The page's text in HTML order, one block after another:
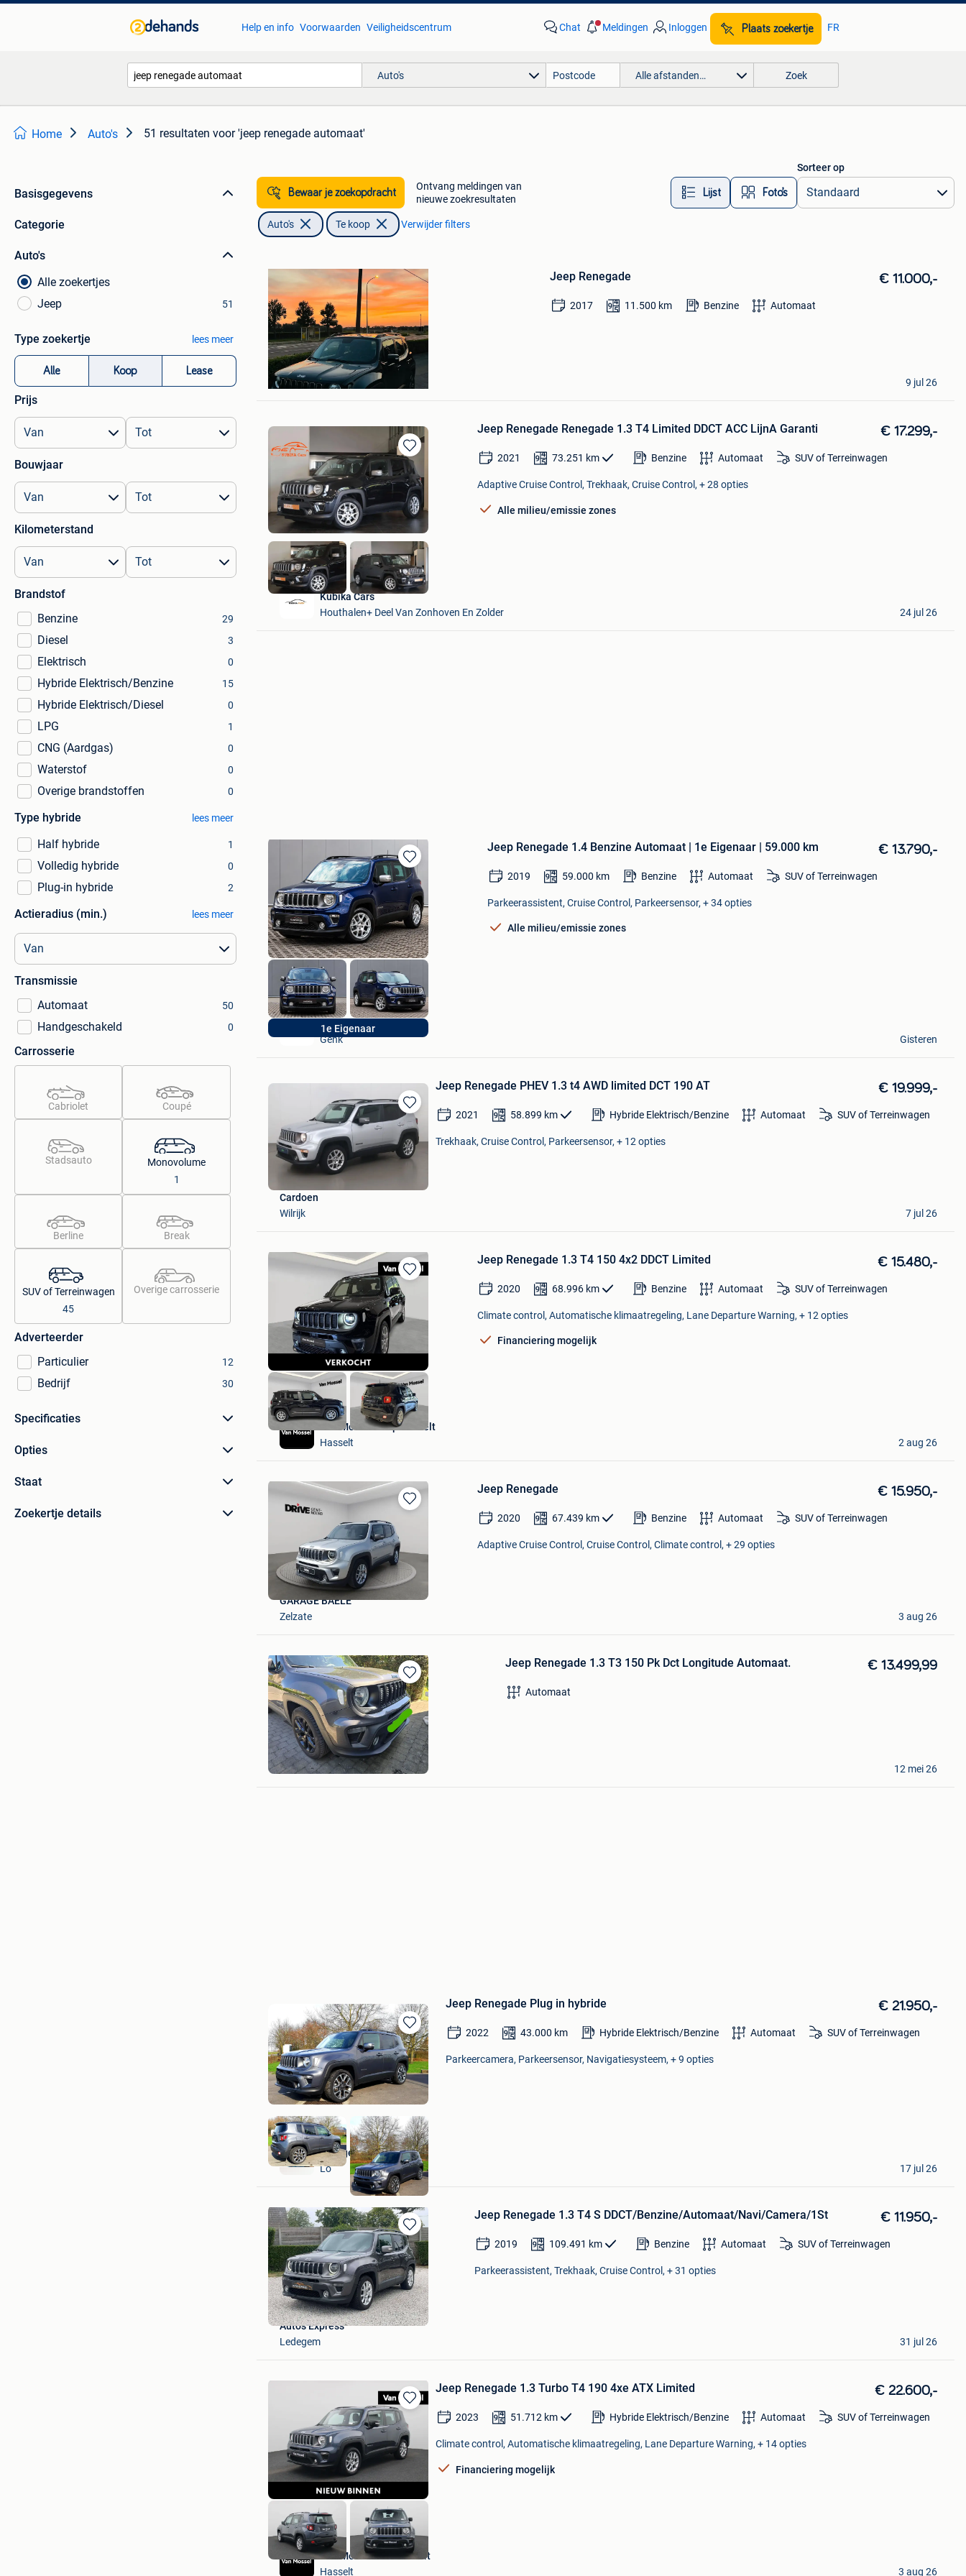
Help en info Voorwaarden Veiligheidscentrum Chat Meldingen Inloggen Plaats zoekertje FR
Auto's Alle afstanden… Zoek
Home Auto's 51 resultaten voor 'jeep renegade automaat'
Basisgegevens
Categorie
Auto's
Alle zoekertjes
Jeep
51
Type zoekertje lees meer
Alle Koop Lease
Prijs
Bouwjaar
Kilometerstand
Brandstof
Benzine
29
Diesel 3
Elektrisch 0
Hybride Elektrisch/Benzine 15
Hybride Elektrisch/Diesel 0
LPG 1
CNG (Aardgas) 0
Waterstof 0
Overige brandstoffen 0
Type hybride lees meer
Half hybride 1
Volledig hybride 0
Plug-in hybride 2
Actieradius (min.) lees meer
Transmissie
Automaat
50
Handgeschakeld 0
Carrosserie
Cabriolet Coupé
Stadsauto
Monovolume
1
Berline Break
SUV of Terreinwagen
45
Overige carrosserie
Adverteerder
Particulier
12
Bedrijf 30
Specificaties
Opties
Staat
Zoekertje details
Bewaar je zoekopdracht
Ontvang meldingen van
nieuwe zoekresultaten
Lijst Foto’s
Sorteer op
Auto's Te koop Verwijder filters
Bewaren
in
Jeep Renegade € 11.000,-
2017 11.500 km Benzine Automaat
fares yosef
Eeklo
9 jul 26
Bewaren
in
Mijn
Favorieten
Jeep Renegade Renegade 1.3 T4 Limited DDCT ACC LijnA Garanti € 17.299,-
2021 73.251 km Benzine Automaat SUV of Terreinwagen
Adaptive Cruise Control, Trekhaak, Cruise Control, + 28 opties
Alle milieu/emissie zones
Kubika Cars
Houthalen+ Deel Van Zonhoven En Zolder
24 jul 26
Bewaren
in
Mijn
Favorieten
1e Eigenaar
Jeep Renegade 1.4 Benzine Automaat | 1e Eigenaar | 59.000 km € 13.790,-
2019 59.000 km Benzine Automaat SUV of Terreinwagen
Parkeerassistent, Cruise Control, Parkeersensor, + 34 opties
Alle milieu/emissie zones
ELS Automotive Group
Genk
Gisteren
Bewaren
in
Mijn
Favorieten
Jeep Renegade PHEV 1.3 t4 AWD limited DCT 190 AT € 19.999,-
2021 58.899 km Hybride Elektrisch/Benzine Automaat SUV of Terreinwagen
Trekhaak, Cruise Control, Parkeersensor, + 12 opties
Cardoen
Wilrijk
7 jul 26
Bewaren
in
Mijn
Favorieten
Jeep Renegade 1.3 T4 150 4x2 DDCT Limited € 15.480,-
2020 68.996 km Benzine Automaat SUV of Terreinwagen
Climate control, Automatische klimaatregeling, Lane Departure Warning, + 12 opties
Financiering mogelijk
Van Mossel Jeep Hasselt
Hasselt
2 aug 26
Bewaren
in
Mijn
Favorieten
Jeep Renegade € 15.950,-
2020 67.439 km Benzine Automaat SUV of Terreinwagen
Adaptive Cruise Control, Cruise Control, Climate control, + 29 opties
GARAGE BAELE
Zelzate
3 aug 26
Bewaren
in
Mijn
Favorieten
Jeep Renegade 1.3 T3 150 Pk Dct Longitude Automaat. € 13.499,99
Automaat
Jonathan
Leuven
12 mei 26
Bewaren
in
Mijn
Favorieten
Jeep Renegade Plug in hybride € 21.950,-
2022 43.000 km Hybride Elektrisch/Benzine Automaat SUV of Terreinwagen
Parkeercamera, Parkeersensor, Navigatiesysteem, + 9 opties
Garage Monteyne
Lo
17 jul 26
Bewaren
in
Mijn
Favorieten
Jeep Renegade 1.3 T4 S DDCT/Benzine/Automaat/Navi/Camera/1St € 11.950,-
2019 109.491 km Benzine Automaat SUV of Terreinwagen
Parkeerassistent, Trekhaak, Cruise Control, + 31 opties
Autos Express
Ledegem
31 jul 26
Bewaren
in
Mijn
Favorieten
Jeep Renegade 1.3 Turbo T4 190 4xe ATX Limited € 22.600,-
2023 51.712 km Hybride Elektrisch/Benzine Automaat SUV of Terreinwagen
Climate control, Automatische klimaatregeling, Lane Departure Warning, + 14 opties
Financiering mogelijk
Van Mossel Fiat Hasselt
Hasselt
3 aug 26